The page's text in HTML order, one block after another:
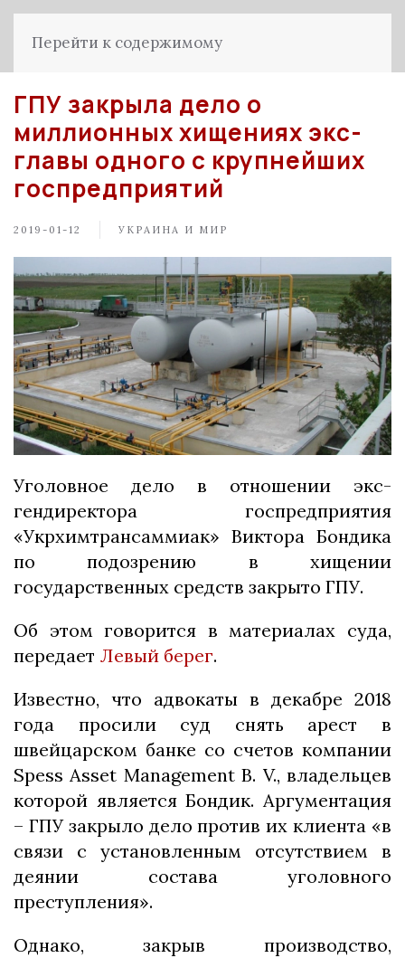
Перейти к содержимому
ГПУ закрыла дело о
миллионных хищениях экс-
главы одного с крупнейших
госпредприятий
2019-01-12 УКРАИНА И МИР
Уголовное дело в отношении экс-
гендиректора госпредприятия
«Укрхимтрансаммиак» Виктора Бондика
по подозрению в хищении
государственных средств закрыто ГПУ.
Об этом говорится в материалах суда,
передает Левый берег.
Известно, что адвокаты в декабре 2018
года просили суд снять арест в
швейцарском банке со счетов компании
Spess Asset Management B. V., владельцев
которой является Бондик. Аргументация
– ГПУ закрыло дело против их клиента «в
связи с установленным отсутствием в
деянии состава уголовного
преступления».
Однако, закрыв производство,